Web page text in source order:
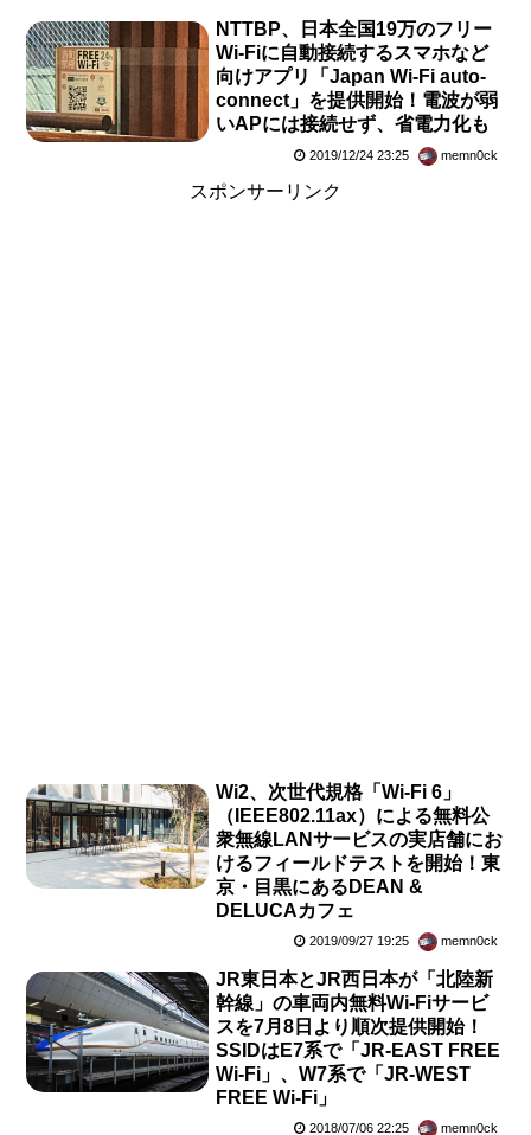
NTTBP、日本全国19万のフリー
Wi-Fiに自動接続するスマホなど
向けアプリ「Japan Wi-Fi auto-
connect」を提供開始！電波が弱
いAPには接続せず、省電力化も
2019/12/24 23:25 memn0ck
スポンサーリンク
Wi2、次世代規格「Wi-Fi 6」
（IEEE802.11ax）による無料公
衆無線LANサービスの実店舗にお
けるフィールドテストを開始！東
京・目黒にあるDEAN &
DELUCAカフェ
2019/09/27 19:25 memn0ck
JR東日本とJR西日本が「北陸新
幹線」の車両内無料Wi-Fiサービ
スを7月8日より順次提供開始！
SSIDはE7系で「JR-EAST FREE
Wi-Fi」、W7系で「JR-WEST
FREE Wi-Fi」
2018/07/06 22:25 memn0ck